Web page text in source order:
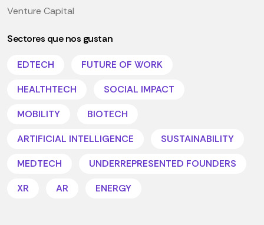
Venture Capital
Sectores que nos gustan
EDTECH
FUTURE OF WORK
HEALTHTECH
SOCIAL IMPACT
MOBILITY
BIOTECH
ARTIFICIAL INTELLIGENCE
SUSTAINABILITY
MEDTECH
UNDERREPRESENTED FOUNDERS
XR
AR ENERGY